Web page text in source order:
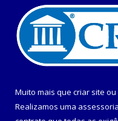
Muito mais que criar site ou
Realizamos uma assessoria